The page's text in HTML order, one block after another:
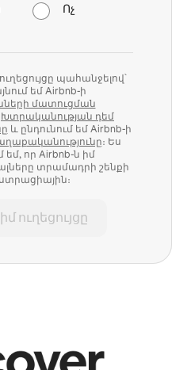
Ոչ
պահանջելով՝
եմ Airbnb-ի
մատուցման
Խտրականության դեմ
և ընդունում եմ Airbnb-ի
։ Ես
եմ, որ Airbnb-ն իմ
տրամադրի շենքի
ուղեցույցը